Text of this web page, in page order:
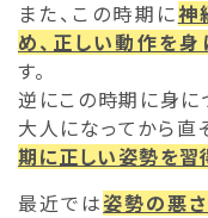
また、この時期に神
め、正しい動作を
す。
逆にこの時期に身に
大人になってから直
期に正しい姿勢を習
最近では姿勢の悪